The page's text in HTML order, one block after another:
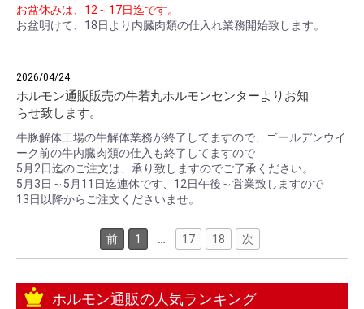
お盆休みは、12～17日迄です。
お盆明けて、18日より内臓肉類の仕入れ業務開始致します。
2026/04/24
ホルモン通販販売の牛若丸ホルモンセンターよりお知
らせ致します。
牛豚解体工場の牛解体業務が終了してますので、ゴールデンウイ
ーク前の牛内臓肉類の仕入も終了してますので
5月2日迄のご注文は、承り致しますのでご了承ください。
5月3日～5月11日迄連休です、12日午後～営業致しますので
13日以降からご注文くださいませ。
前 1 … 17 18 次
ホルモン通販の人気ランキング